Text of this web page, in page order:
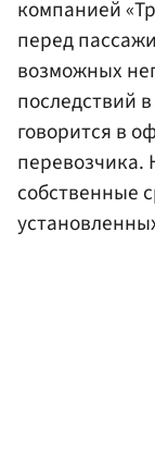
компанией
перед
возможных
последствий
говорится в
перевозчика.
собственные